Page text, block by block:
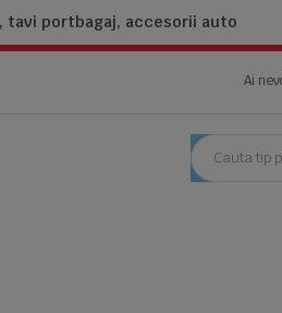
tavi portbagaj, accesorii auto
Ai